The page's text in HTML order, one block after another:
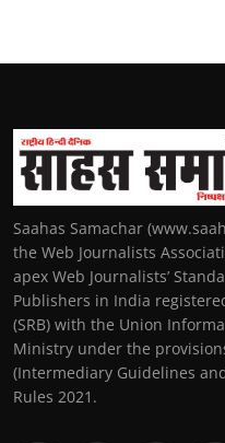
Saahas Samachar
the Web Journalists
apex Web Journalists’
Publishers in India
(SRB) with the Union
Ministry under the
(Intermediary Guidelines
Rules 2021.